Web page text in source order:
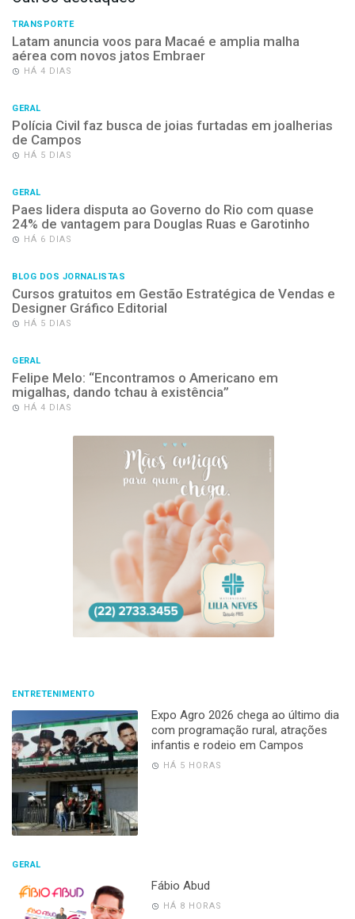
TRANSPORTE
Latam anuncia voos para Macaé e amplia malha
aérea com novos jatos Embraer
HÁ 4 DIAS
GERAL
Polícia Civil faz busca de joias furtadas em joalherias
de Campos
HÁ 5 DIAS
GERAL
Paes lidera disputa ao Governo do Rio com quase
24% de vantagem para Douglas Ruas e Garotinho
HÁ 6 DIAS
BLOG DOS JORNALISTAS
Cursos gratuitos em Gestão Estratégica de Vendas e
Designer Gráfico Editorial
HÁ 5 DIAS
GERAL
Felipe Melo: “Encontramos o Americano em
migalhas, dando tchau à existência”
HÁ 4 DIAS
ENTRETENIMENTO
Expo Agro 2026 chega ao último dia
com programação rural, atrações
infantis e rodeio em Campos
HÁ 5 HORAS
GERAL
Fábio Abud
HÁ 8 HORAS